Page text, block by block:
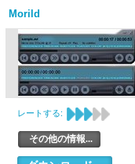
Morild
レートする:
その他の情報...